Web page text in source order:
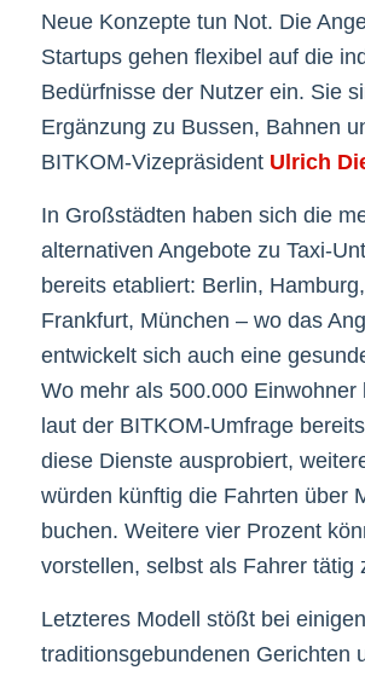
Neue Konzepte tun Not. Die
Startups gehen flexibel auf die
Bedürfnisse der Nutzer ein. Sie
Ergänzung zu Bussen, Bahnen
BITKOM-Vizepräsident Ulrich
In Großstädten haben sich die
alternativen Angebote zu Taxi-
bereits etabliert: Berlin,
Frankfurt, München – wo das
entwickelt sich auch eine
Wo mehr als 500.000 Einwohner
laut der BITKOM-Umfrage
diese Dienste ausprobiert,
würden künftig die Fahrten über
buchen. Weitere vier Prozent
vorstellen, selbst als Fahrer tätig
Letzteres Modell stößt bei einigen
traditionsgebundenen Gerichten